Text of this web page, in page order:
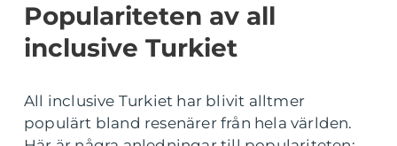
Populariteten av all
inclusive Turkiet
All inclusive Turkiet har blivit alltmer
populärt bland resenärer från hela världen.